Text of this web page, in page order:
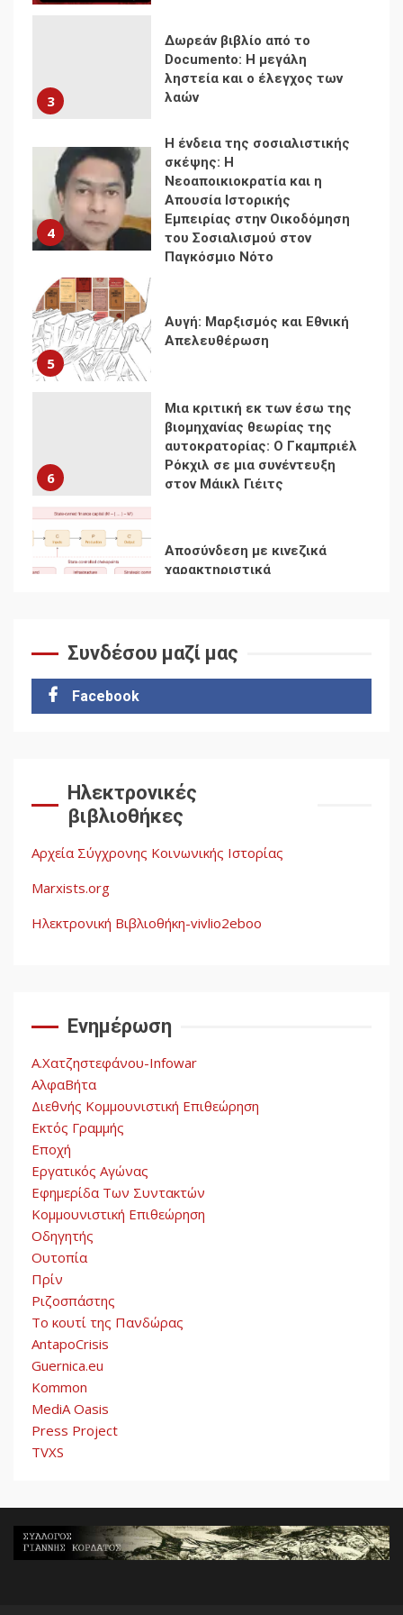
4
σκέψης: Η
Νεοαποικιοκρατία και η
Απουσία Ιστορικής
Εμπειρίας στην Οικοδόμηση
5
Αυγή: Μαρξισμός και Εθνική
Απελευθέρωση
6
αυτοκρατορίας: Ο Γκαμπριέλ
Ρόκχιλ σε μια συνέντευξη
7
Αποσύνδεση με κινεζικά
χαρακτηριστικά
κομμουνιστικής και
ριζοσπαστικής, Αριστεράς
2
Για την απόφαση του 4ου
Documento: Η μεγάλη
ληστεία και ο έλεγχος των
λαών
Η ένδεια της σοσιαλιστικής
Απουσία Ιστορικής
5
Αυγή: Μαρξισμός και Εθνική
Απελευθέρωση
Συνδέσου μαζί μας
Facebook
Ηλεκτρονικές
βιβλιοθήκες
Αρχεία Σύγχρονης Κοινωνικής Ιστορίας
Marxists.org
Ηλεκτρονική Βιβλιοθήκη-vivlio2eboo
Ενημέρωση
Α.Χατζηστεφάνου-Infowar
ΑλφαΒήτα
Διεθνής Κομμουνιστική Επιθεώρηση
Εκτός Γραμμής
Εποχή
Εργατικός Αγώνας
Εφημερίδα Των Συντακτών
Κομμουνιστική Επιθεώρηση
Οδηγητής
Ουτοπία
Πρίν
Ριζοσπάστης
Το κουτί της Πανδώρας
AntapoCrisis
Guernica.eu
Kommon
MediA Oasis
Press Project
TVXS